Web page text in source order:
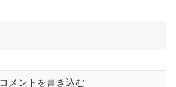
コメントを書き込む